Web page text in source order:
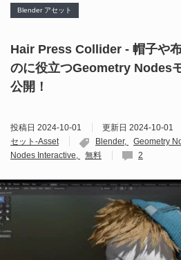
Blender アセット
Hair Press Collider - 帽子や
のに役立つGeometry Nodes
公開！
投稿日 2024-10-01 更新日 2024-10-01
セット-Asset
Blender Geometry
Nodes Interactive
無料 2